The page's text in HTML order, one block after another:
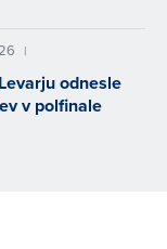
|
odnesle
v polfinale